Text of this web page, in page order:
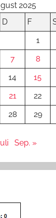
2025
D F
1
7 8
14 15
21 22
28 29
Sep. »